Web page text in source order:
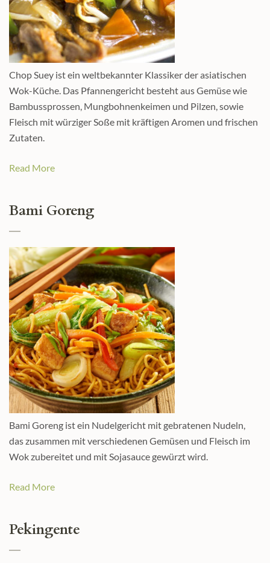
Chop Suey ist ein weltbekannter Klassiker der asiatischen
Wok-Küche. Das Pfannengericht besteht aus Gemüse wie
Bambussprossen, Mungbohnenkeimen und Pilzen, sowie
Fleisch mit würziger Soße mit kräftigen Aromen und frischen
Zutaten.
Read More
Bami Goreng
Bami Goreng ist ein Nudelgericht mit gebratenen Nudeln,
das zusammen mit verschiedenen Gemüsen und Fleisch im
Wok zubereitet und mit Sojasauce gewürzt wird.
Read More
Pekingente